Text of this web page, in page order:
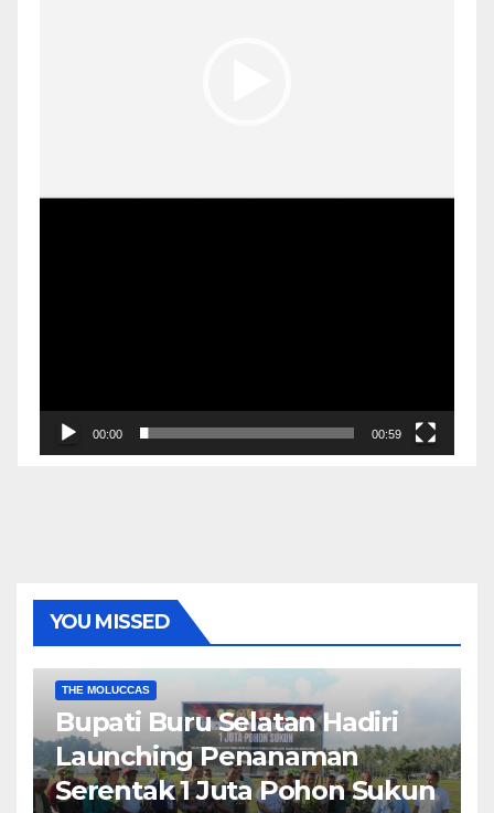
00:00 00:59
YOU MISSED
THE MOLUCCAS
Bupati Buru Selatan Hadiri
Launching Penanaman
Serentak 1 Juta Pohon Sukun